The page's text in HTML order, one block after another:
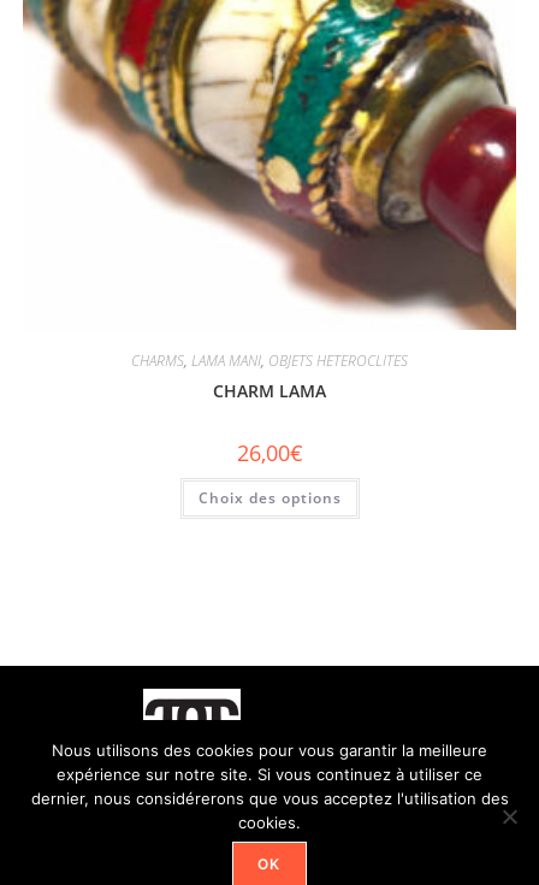
CHARMS, LAMA MANI, OBJETS HETEROCLITES
CHARM LAMA
26,00€
Choix des options
Nous utilisons des cookies pour vous garantir la meilleure
expérience sur notre site. Si vous continuez à utiliser ce
dernier, nous considérerons que vous acceptez l'utilisation des
cookies.
OK